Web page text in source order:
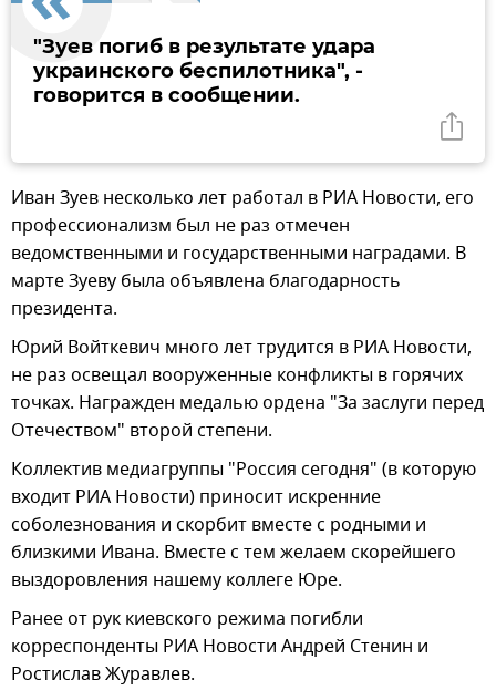
"Зуев погиб в результате удара
украинского беспилотника", -
говорится в сообщении.
Иван Зуев несколько лет работал в РИА Новости, его
профессионализм был не раз отмечен
ведомственными и государственными наградами. В
марте Зуеву была объявлена благодарность
президента.
Юрий Войткевич много лет трудится в РИА Новости,
не раз освещал вооруженные конфликты в горячих
точках. Награжден медалью ордена "За заслуги перед
Отечеством" второй степени.
Коллектив медиагруппы "Россия сегодня" (в которую
входит РИА Новости) приносит искренние
соболезнования и скорбит вместе с родными и
близкими Ивана. Вместе с тем желаем скорейшего
выздоровления нашему коллеге Юре.
Ранее от рук киевского режима погибли
корреспонденты РИА Новости Андрей Стенин и
Ростислав Журавлев.